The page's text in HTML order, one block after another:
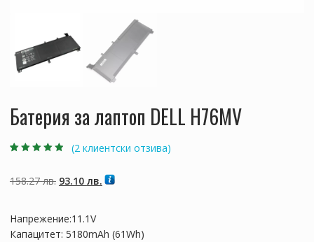
Батерия за лаптоп DELL H76MV
базирано на
потребителски
(2 клиентски отзива)
158.27лв. Original
158.27 лв..
93.10 лв.Текущата
Напрежение:11.1V
Капацитет: 5180mAh (61Wh)